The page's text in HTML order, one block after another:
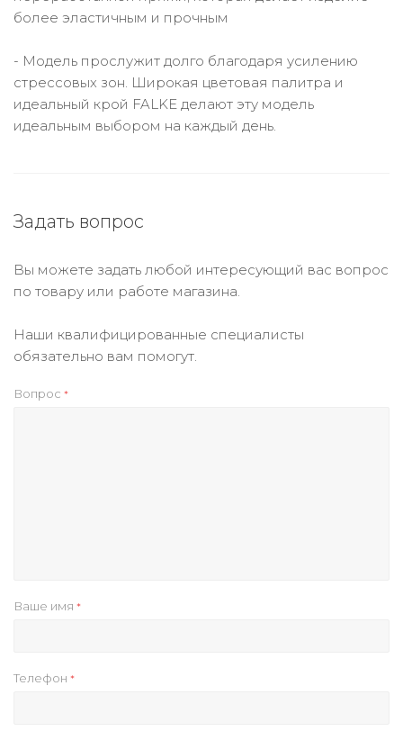
более эластичным и прочным
- Модель прослужит долго благодаря усилению
стрессовых зон. Широкая цветовая палитра и
идеальный крой FALKE делают эту модель
идеальным выбором на каждый день.
Задать вопрос
Вы можете задать любой интересующий вас вопрос
по товару или работе магазина.
Наши квалифицированные специалисты
обязательно вам помогут.
Вопрос *
Ваше имя *
Телефон *